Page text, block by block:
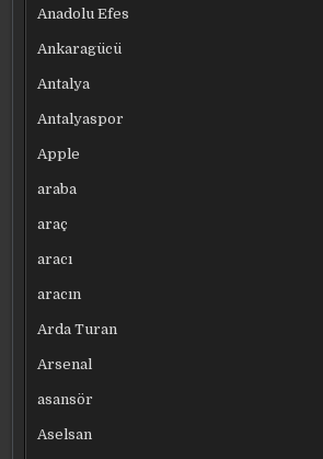
Anadolu Efes
Ankaragücü
Antalya
Antalyaspor
Apple
araba
araç
aracı
aracın
Arda Turan
Arsenal
asansör
Aselsan